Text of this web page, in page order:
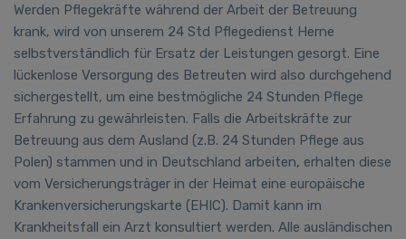
Werden Pflegekräfte während der Arbeit der Betreuung
krank, wird von unserem 24 Std Pflegedienst Herne
selbstverständlich für Ersatz der Leistungen gesorgt. Eine
lückenlose Versorgung des Betreuten wird also durchgehend
sichergestellt, um eine bestmögliche 24 Stunden Pflege
Erfahrung zu gewährleisten. Falls die Arbeitskräfte zur
Betreuung aus dem Ausland (z.B. 24 Stunden Pflege aus
Polen) stammen und in Deutschland arbeiten, erhalten diese
vom Versicherungsträger in der Heimat eine europäische
Krankenversicherungskarte (EHIC). Damit kann im
Krankheitsfall ein Arzt konsultiert werden. Alle ausländischen